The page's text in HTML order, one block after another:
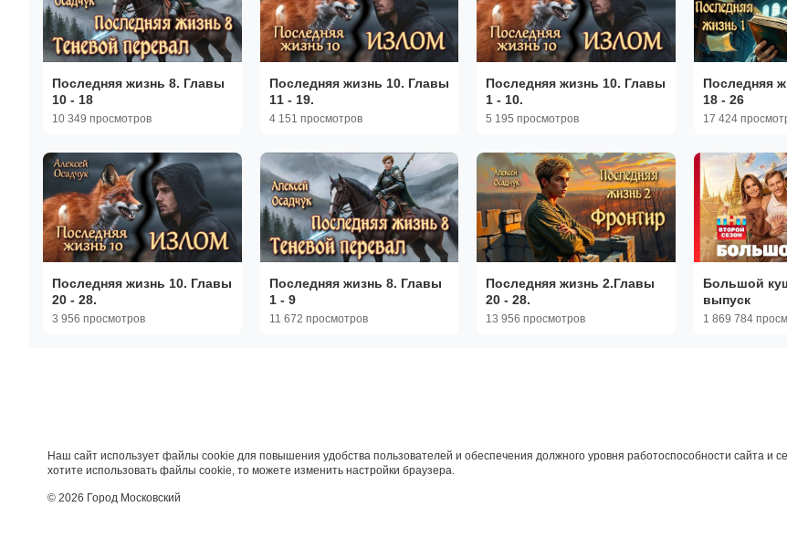
Последняя жизнь 8. Главы
10 - 18
10 349 просмотров
Последняя жизнь 10. Главы
11 - 19.
4 151 просмотров
Последняя жизнь 10. Главы
1 - 10.
5 195 просмотров
Последняя
18 - 26
17 424
Последняя жизнь 10. Главы
20 - 28.
3 956 просмотров
Последняя жизнь 8. Главы
1 - 9
11 672 просмотров
Последняя жизнь 2.Главы
20 - 28.
13 956 просмотров
Большой
выпуск
1 869 784
Наш сайт использует файлы cookie для повышения удобства пользователей и обеспечения должного уровня работоспособности сайта и
хотите использовать файлы cookie, то можете изменить настройки браузера.
© 2026 Город Московский